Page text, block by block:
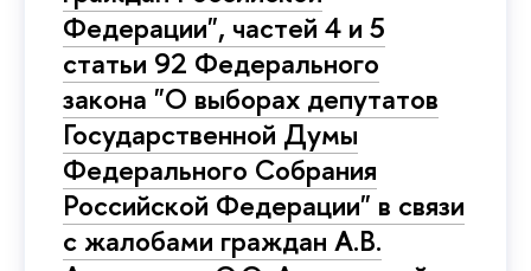
Федерации", частей 4 и 5
статьи 92 Федерального
закона "О выборах депутатов
Государственной Думы
Федерального Собрания
Российской Федерации" в связи
с жалобами граждан А.В.